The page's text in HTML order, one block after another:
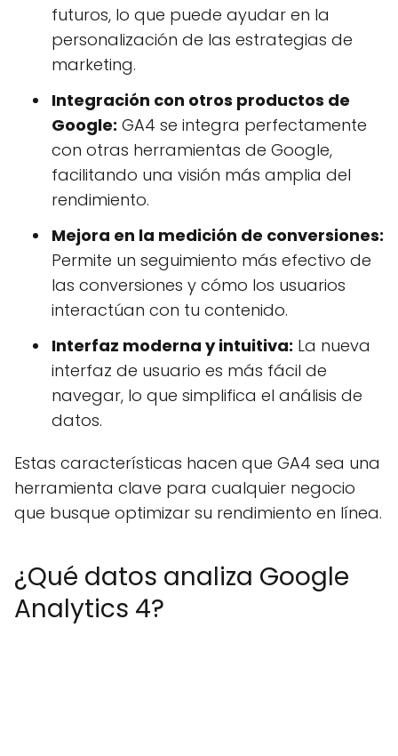
futuros, lo que puede ayudar en la
personalización de las estrategias de
marketing.
Integración con otros productos de
Google: GA4 se integra perfectamente
con otras herramientas de Google,
facilitando una visión más amplia del
rendimiento.
Mejora en la medición de conversiones:
Permite un seguimiento más efectivo de
las conversiones y cómo los usuarios
interactúan con tu contenido.
Interfaz moderna y intuitiva: La nueva
interfaz de usuario es más fácil de
navegar, lo que simplifica el análisis de
datos.
Estas características hacen que GA4 sea una
herramienta clave para cualquier negocio
que busque optimizar su rendimiento en línea.
¿Qué datos analiza Google
Analytics 4?